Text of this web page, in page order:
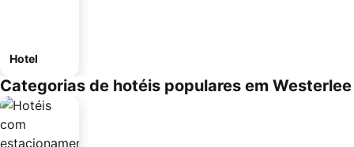
Hotel
Categorias de hotéis populares em Westerlee